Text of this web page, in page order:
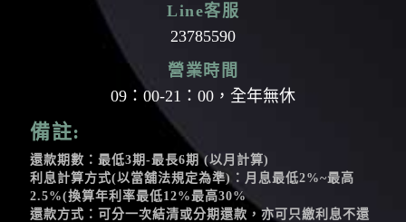
Line客服
23785590
營業時間
09：00-21：00，全年無休
備註:
還款期數：最低3期-最長6期 (以月計算)
利息計算方式(以當舖法規定為準)：月息最低2%~最高
2.5%(換算年利率最低12%最高30%
還款方式：可分一次結清或分期還款，亦可只繳利息不還